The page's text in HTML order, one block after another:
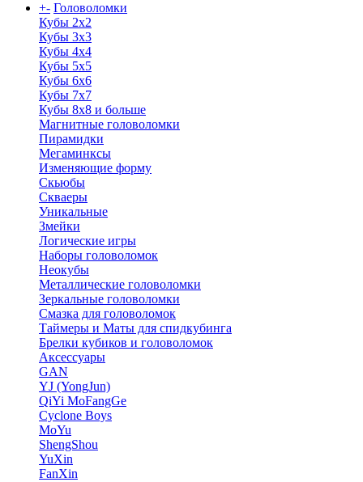
+- Головоломки
Кубы 2х2
Кубы 3х3
Кубы 4x4
Кубы 5х5
Кубы 6х6
Кубы 7х7
Кубы 8х8 и больше
Магнитные головоломки
Пирамидки
Мегаминксы
Изменяющие форму
Скьюбы
Скваеры
Уникальные
Змейки
Логические игры
Наборы головоломок
Неокубы
Металлические головоломки
Зеркальные головоломки
Смазка для головоломок
Таймеры и Маты для спидкубинга
Брелки кубиков и головоломок
Аксессуары
GAN
YJ (YongJun)
QiYi MoFangGe
Cyclone Boys
MoYu
ShengShou
YuXin
FanXin